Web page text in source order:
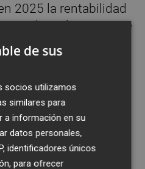
2025 la rentabilidad
niveles relativamente
del dinero también
de crédito.
en España,
de descenso de los
impulsarán
del crédito en 2025",
de sus
socios utilizamos
similares para
a información en su
datos personales,
identificadores únicos
para ofrecer